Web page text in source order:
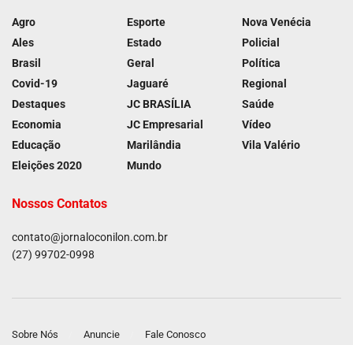
Agro
Ales
Brasil
Covid-19
Destaques
Economia
Educação
Eleições 2020
Esporte
Estado
Geral
Jaguaré
JC BRASÍLIA
JC Empresarial
Marilândia
Mundo
Nova Venécia
Policial
Política
Regional
Saúde
Vídeo
Vila Valério
Nossos Contatos
contato@jornaloconilon.com.br
(27) 99702-0998
Sobre Nós Anuncie Fale Conosco